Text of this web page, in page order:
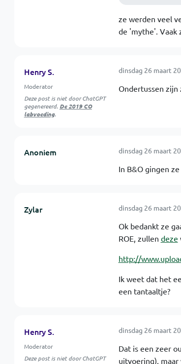
ze werden veel
de 'mythe'. Vaak
Henry S.
Moderator
Deze post is niet door ChatGPT
gegenereerd. De 2019 CO
labvoeding.
dinsdag 26 maart
Ondertussen
Anoniem dinsdag 26 maart
In B&O gingen
Zylar dinsdag 26 maart
Ok bedankt ze
ROE, zullen deze
http://
Ik weet dat het
een tantaaltje?
Henry S.
Moderator
Deze post is niet door ChatGPT
dinsdag 26 maart
Dat is een zeer
uitvoering).